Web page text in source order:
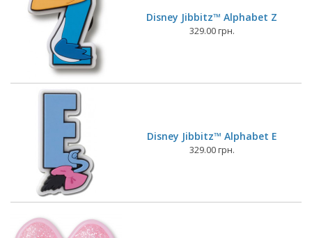
Disney Jibbitz™ Alphabet Z
329.00 грн.
Disney Jibbitz™ Alphabet E
329.00 грн.